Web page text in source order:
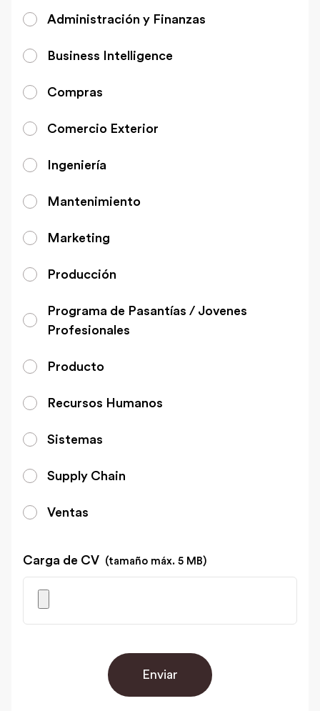
Administración y Finanzas
Business Intelligence
Compras
Comercio Exterior
Ingeniería
Mantenimiento
Marketing
Producción
Programa de Pasantías / Jovenes
Profesionales
Producto
Recursos Humanos
Sistemas
Supply Chain
Ventas
Carga de CV (tamaño máx. 5 MB)
Enviar